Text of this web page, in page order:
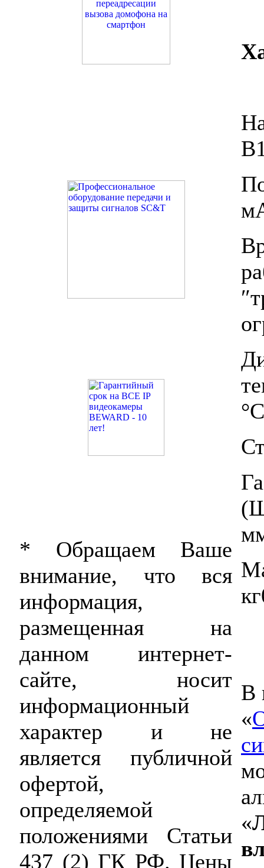
* Обращаем Ваше
внимание, что вся
информация,
размещенная на
данном интернет-
сайте, носит
информационный
характер и не
является публичной
офертой,
определяемой
положениями Статьи
437 (2) ГК РФ. Цены
В
«
«